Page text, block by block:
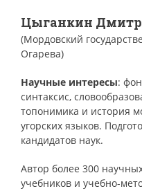
Цыганкин
(Мордовский
Огарева)
Научные интересы:
синтаксис,
топонимика и история
угорских языков.
кандидатов наук.
Автор более 300
учебников и учебно-